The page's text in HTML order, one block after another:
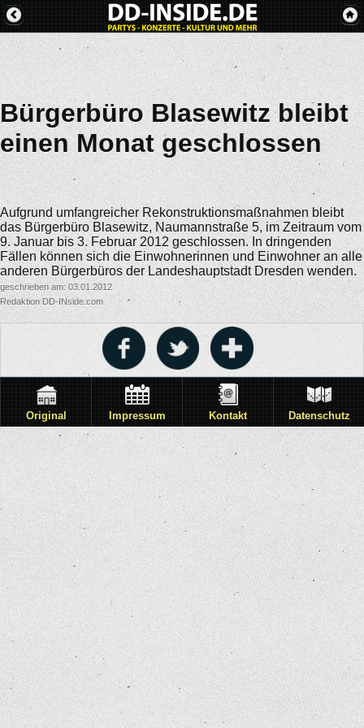
Bürgerbüro Blasewitz bleibt
einen Monat geschlossen
Aufgrund umfangreicher Rekonstruktionsmaßnahmen bleibt
das Bürgerbüro Blasewitz, Naumannstraße 5, im Zeitraum vom
9. Januar bis 3. Februar 2012 geschlossen. In dringenden
Fällen können sich die Einwohnerinnen und Einwohner an alle
anderen Bürgerbüros der Landeshauptstadt Dresden wenden.
geschrieben am: 03.01.2012
Redaktion DD-INside.com
Original Impressum Kontakt Datenschutz